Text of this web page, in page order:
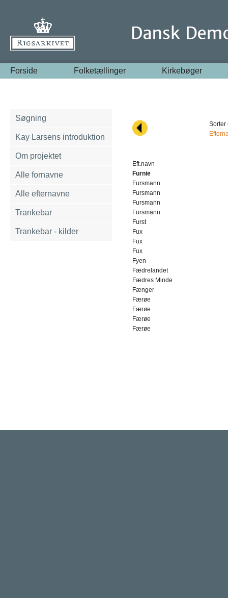
Forside Folketællinger Kirkebøger
Søgning
Kay Larsens introduktion
Om projektet
Alle fornavne
Alle efternavne
Trankebar
Trankebar - kilder
Sorter
Eft.navn
Furnie
Fursmann
Fursmann
Fursmann
Fursmann
Furst
Fux
Fux
Fux
Fyen
Fædrelandet
Fædres Minde
Fænger
Færøe
Færøe
Færøe
Færøe